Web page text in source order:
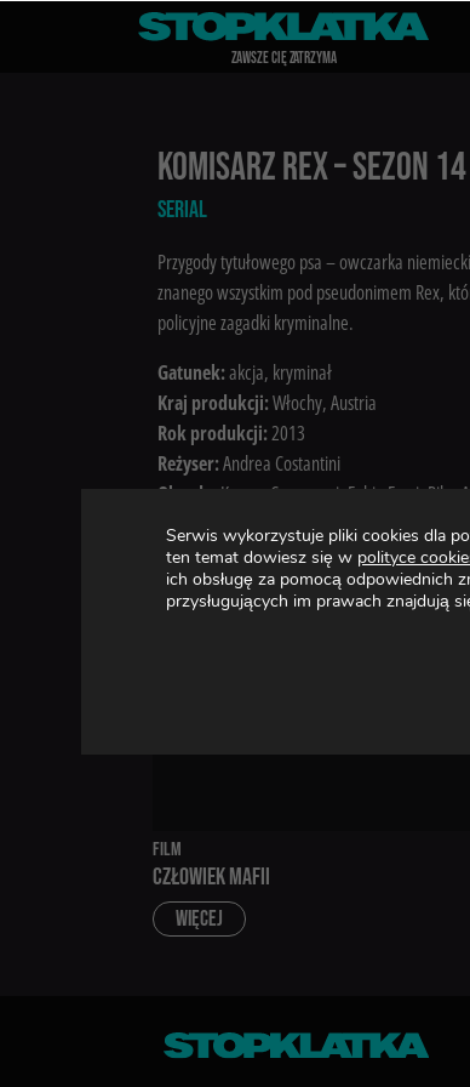
ZAWSZE CIĘ ZATRZYMA
KOMISARZ REX – SEZON
SERIAL
Przygody tytułowego psa – owczarka
znanego wszystkim pod pseudonimem Rex,
policyjne zagadki kryminalne.
Gatunek:akcja, kryminał
Kraj produkcji:Włochy, Austria
Rok produkcji:2013
Reżyser:Andrea Costantini
Obsada:
Kaspar Capparoni, Fabio Ferri, Pilar
ZOBACZ RÓWNIEŻ W
FILM
CZŁOWIEK MAFII
WIĘCEJ
Serwis wykorzystuje pliki cookies dla
ten temat dowiesz się w polityce
ich obsługę za pomocą odpowiednich
przysługujących im prawach znajdują